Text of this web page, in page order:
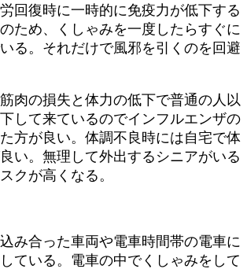
回復時に一時的に免疫力が低下する
ため、くしゃみを一度したらすぐに
る。それだけで風邪を引くのを回避
肉の損失と体力の低下で普通の人以
下して来ているのでインフルエンザの
方が良い。体調不良時には自宅で体
い。無理して外出するシニアがいる
クが高くなる。
み合った車両や電車時間帯の電車に
ている。電車の中でくしゃみをして